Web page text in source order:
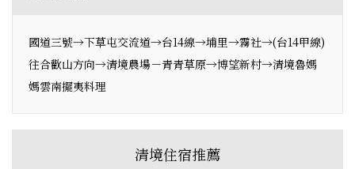
國道三號→下草屯交流道→台14線→埔里→霧社→(台14甲線)
往合歡山方向→清境農場－青青草原→博望新村→清境魯媽
媽雲南擺夷料理
清境住宿推薦